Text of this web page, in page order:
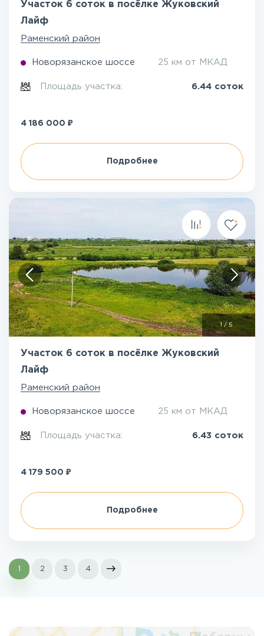
Участок 6 соток в посёлке Жуковский
Лайф
Раменский район
Новорязанское шоссе 25 км от МКАД
Площадь участка: 6.44 соток
4 186 000 ₽
Подробнее
1 / 5
Участок 6 соток в посёлке Жуковский
Лайф
Раменский район
Новорязанское шоссе 25 км от МКАД
Площадь участка: 6.43 соток
4 179 500 ₽
Подробнее
1 2 3 4